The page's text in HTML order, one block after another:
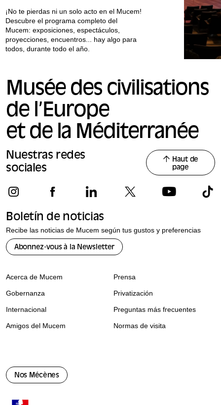
¡No te pierdas ni un solo acto en el Mucem!
Descubre el programa completo del
Mucem: exposiciones, espectáculos,
proyecciones, encuentros... hay algo para
todos, durante todo el año.
Musée des civilisations
de l’Europe
et de la Méditerranée
Nuestras redes
sociales
Haut de
page
Boletín de noticias
Recibe las noticias de Mucem según tus gustos y preferencias
Abonnez-vous à la Newsletter
Nos Mécènes
Acerca de Mucem
Gobernanza
Internacional
Amigos del Mucem
Prensa
Privatización
Preguntas más frecuentes
Normas de visita